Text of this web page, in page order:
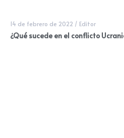
14 de febrero de 2022 / Editor
¿Qué sucede en el conflicto